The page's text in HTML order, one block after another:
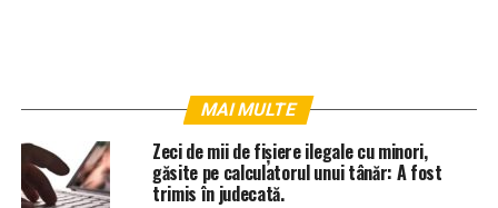
MAI MULTE
Zeci de mii de fișiere ilegale cu minori,
găsite pe calculatorul unui tânăr: A fost
trimis în judecată.